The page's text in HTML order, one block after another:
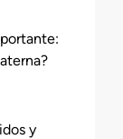
y